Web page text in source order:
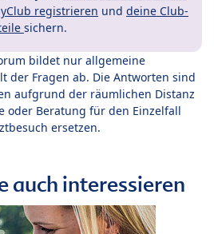
registrieren und deine Club-
sichern.
bildet nur allgemeine
der Fragen ab. Die Antworten sind
aufgrund der räumlichen Distanz
oder Beratung für den Einzelfall
ersetzen.
auch interessieren